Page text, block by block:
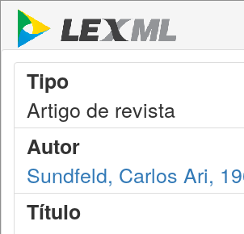
Tipo
Artigo de revista
Autor
Sundfeld, Carlos Ari,
Título